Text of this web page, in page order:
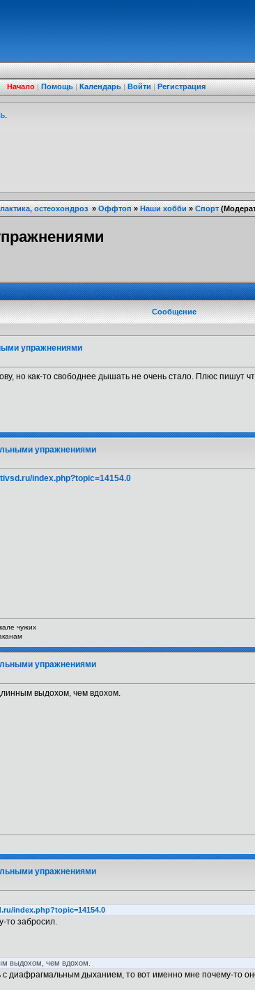
Начало|Помощь|Календарь|Войти|Регистрация
.
остеохондроз»Оффтоп»Наши хобби»Спорт
Сообщение
упражнениями
но как-то свободнее дышать не очень стало. Плюс пишут
упражнениями
index.php?topic=14154.0
чужих
упражнениями
выдохом, чем вдохом.
упражнениями
index.php?topic=14154.0
то забросил.
выдохом, чем вдохом.
диафрагмальным дыханием, то вот именно мне почему-то